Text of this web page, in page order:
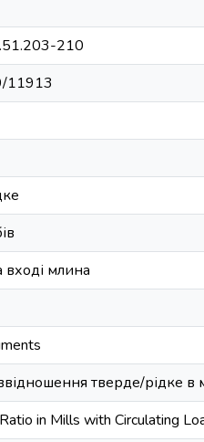
210
11913
вході млина
тверде/
in Mills with Circulating